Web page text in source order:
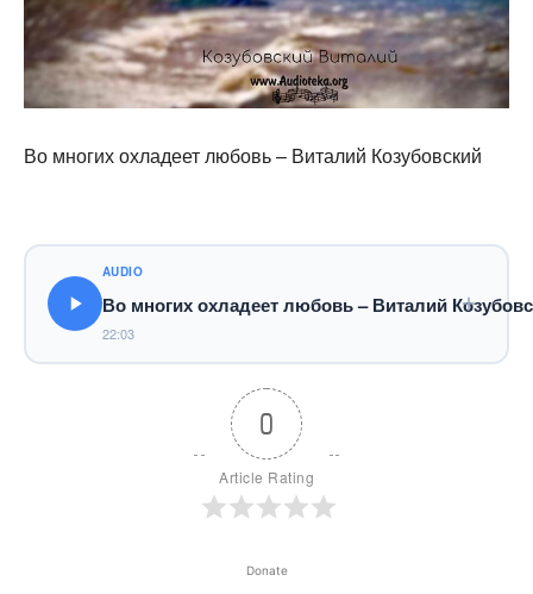
Во многих охладеет любовь – Виталий Козубовский
AUDIO
Во многих охладеет любовь – Виталий
22:03
0
Article Rating
Donate